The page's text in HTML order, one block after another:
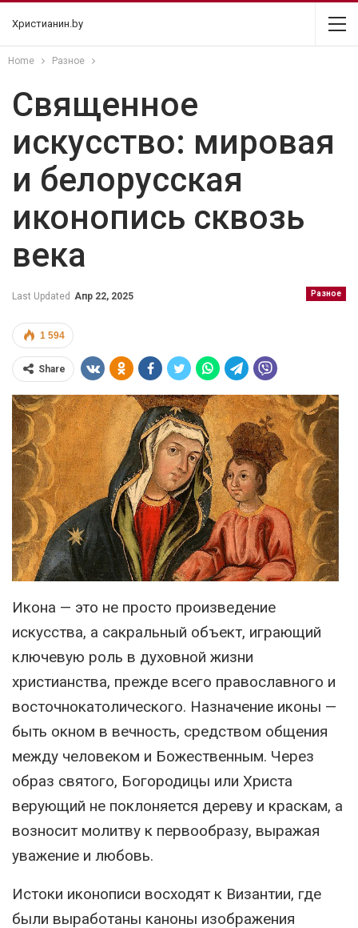
Христианин.by
Home Разное
Священное
искусство: мировая
и белорусская
иконопись сквозь
века
Разное
Last Updated Апр 22, 2025
1 594
Share
Икона — это не просто произведение
искусства, а сакральный объект, играющий
ключевую роль в духовной жизни
христианства, прежде всего православного и
восточнокатолического. Назначение иконы —
быть окном в вечность, средством общения
между человеком и Божественным. Через
образ святого, Богородицы или Христа
верующий не поклоняется дереву и краскам, а
возносит молитву к первообразу, выражая
уважение и любовь.
Истоки иконописи восходят к Византии, где
были выработаны каноны изображения